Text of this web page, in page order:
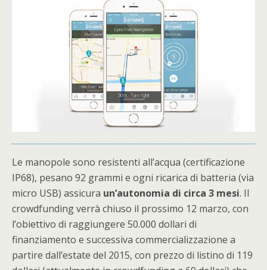
Le manopole sono resistenti all’acqua (certificazione
IP68), pesano 92 grammi e ogni ricarica di batteria (via
micro USB) assicura un’autonomia di circa 3 mesi. Il
crowdfunding verrà chiuso il prossimo 12 marzo, con
l’obiettivo di raggiungere 50.000 dollari di
finanziamento e successiva commercializzazione a
partire dall’estate del 2015, con prezzo di listino di 119